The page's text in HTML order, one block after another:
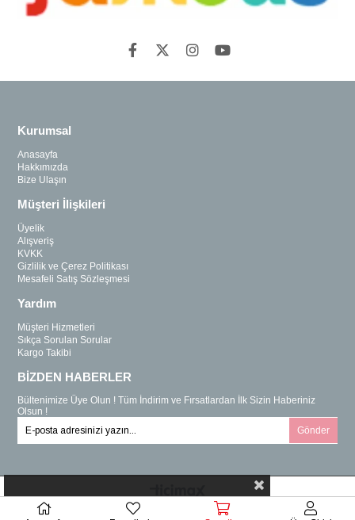
Kurumsal
Anasayfa
Hakkımızda
Bize Ulaşın
Müşteri İlişkileri
Üyelik
Alışveriş
KVKK
Gizlilik ve Çerez Politikası
Mesafeli Satış Sözleşmesi
Yardım
Müşteri Hizmetleri
Sıkça Sorulan Sorular
Kargo Takibi
BİZDEN HABERLER
Bültenimize Üye Olun ! Tüm İndirim ve Fırsatlardan İlk Sizin Haberiniz
Olsun !
Gönder